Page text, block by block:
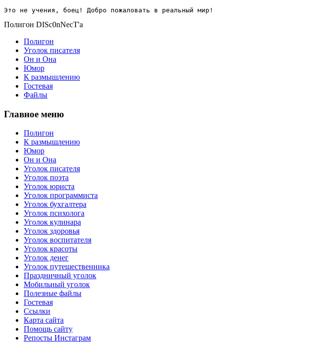
Это не учения, боец! Добро пожаловать в реальный мир!
Полигон DISc0nNecT'a
Полигон
Уголок писателя
Он и Она
Юмор
К размышлению
Гостевая
Файлы
Главное меню
Полигон
К размышлению
Юмор
Он и Она
Уголок писателя
Уголок поэта
Уголок юриста
Уголок программиста
Уголок бухгалтера
Уголок психолога
Уголок кулинара
Уголок здоровья
Уголок воспитателя
Уголок красоты
Уголок денег
Уголок путешественника
Праздничный уголок
Мобильный уголок
Полезные файлы
Гостевая
Ссылки
Карта сайта
Помощь сайту
Репосты Инстаграм